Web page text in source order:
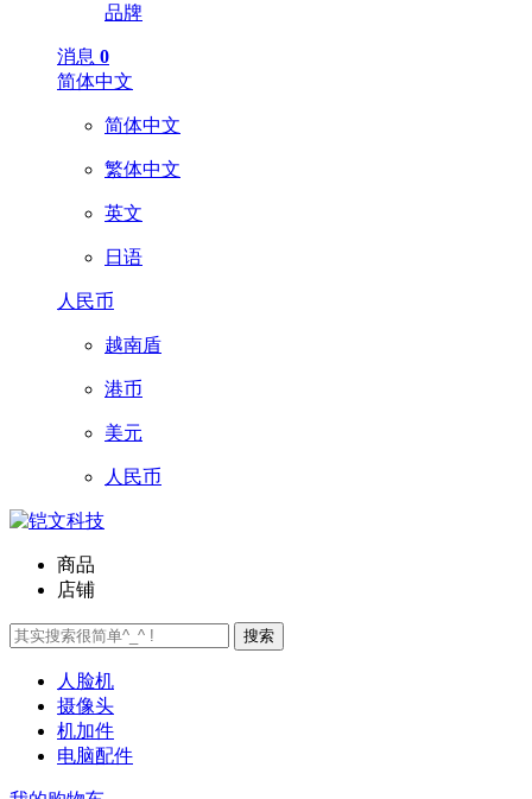
品牌
消息 0
简体中文
简体中文
繁体中文
英文
日语
人民币
越南盾
港币
美元
人民币
商品
店铺
搜索
人脸机
摄像头
机加件
电脑配件